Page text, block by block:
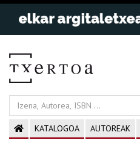
KATALOGOA AUTOREAK